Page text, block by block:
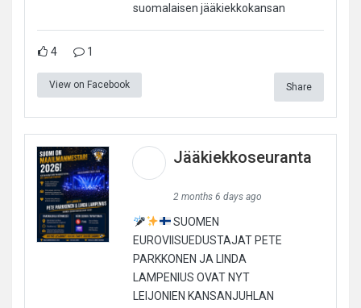
suomalaisen jääkiekkokansan
4 1
View on Facebook Share
Jääkiekkoseuranta
2 months 6 days ago
SUOMEN
EUROVIISUEDUSTAJAT PETE
PARKKONEN JA LINDA
LAMPENIUS OVAT NYT
LEIJONIEN KANSANJUHLAN